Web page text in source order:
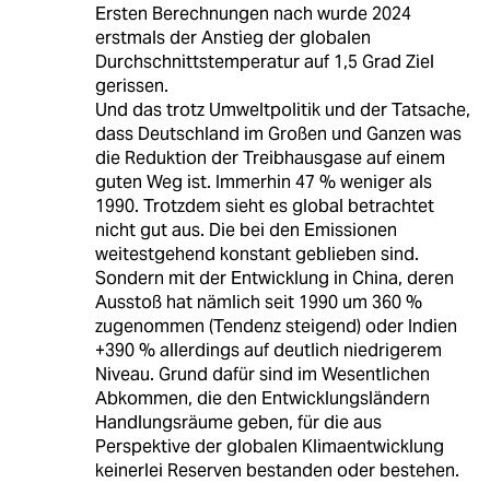
Ersten Berechnungen nach wurde 2024
erstmals der Anstieg der globalen
Durchschnittstemperatur auf 1,5 Grad Ziel
gerissen.
Und das trotz Umweltpolitik und der Tatsache,
dass Deutschland im Großen und Ganzen was
die Reduktion der Treibhausgase auf einem
guten Weg ist. Immerhin 47 % weniger als
1990. Trotzdem sieht es global betrachtet
nicht gut aus. Die bei den Emissionen
weitestgehend konstant geblieben sind.
Sondern mit der Entwicklung in China, deren
Ausstoß hat nämlich seit 1990 um 360 %
zugenommen (Tendenz steigend) oder Indien
+390 % allerdings auf deutlich niedrigerem
Niveau. Grund dafür sind im Wesentlichen
Abkommen, die den Entwicklungsländern
Handlungsräume geben, für die aus
Perspektive der globalen Klimaentwicklung
keinerlei Reserven bestanden oder bestehen.